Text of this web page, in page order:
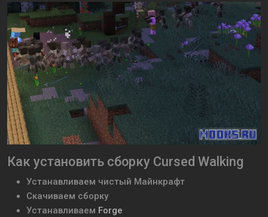
Как установить сборку Cursed Walking
Устанавливаем чистый Майнкрафт
Скачиваем сборку
Устанавливаем Forge